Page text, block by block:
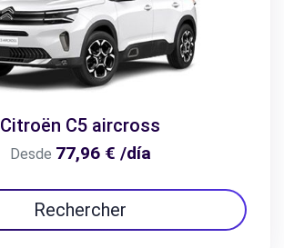
Citroën C5 aircross
Desde 77,96 € /día
Rechercher